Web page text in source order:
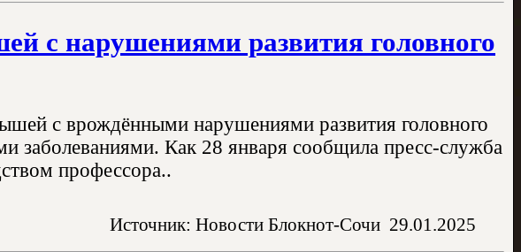
с нарушениями развития головного
с врождёнными нарушениями развития головного
заболеваниями. Как 28 января сообщила пресс-служба
профессора..
Источник: Новости Блокнот-Сочи 29.01.2025